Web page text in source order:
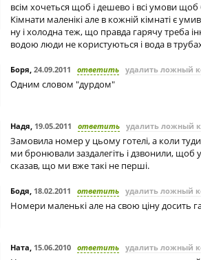
всім хочеться щоб і дешево і всі умови щоб
Кімнати маленікі але в кожній кімнаті є
ну і холодна теж, що правда гарячу треба
водою люди не користуються і вода в
Боря, 24.09.2011 ответить удалить ложный
Одним словом "дурдом"
Надя, 19.05.2011 ответить удалить ложный
Замовила номер у цьому готелі, а коли
ми бронювали заздалегіть і дзвонили,
сказав, що ми вже такі не перші.
Бодя, 18.02.2011 ответить удалить ложный
Номери маленькі але на свою ціну досить
Ната, 15.06.2010 ответить удалить ложный